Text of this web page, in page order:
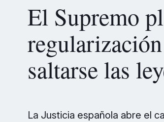
El Supremo
saltarse las
La Justicia española abre el